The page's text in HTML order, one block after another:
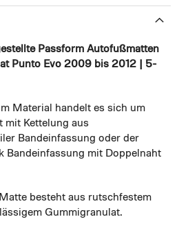
Passform Autofußmatten
Punto Evo 2009 bis 2012 | 5-
Material handelt es sich um
mit Kettelung aus
Bandeinfassung oder der
Bandeinfassung mit Doppelnaht
besteht aus rutschfestem
Gummigranulat.